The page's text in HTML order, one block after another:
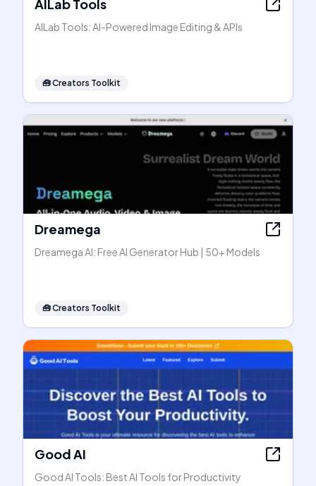
AILab Tools
AILab Tools: AI-Powered Image Editing & APIs
🧰Creators Toolkit
Dreamega
Dreamega AI: Free AI Generator Hub | 50+ Models
🧰Creators Toolkit
Good AI
Good AI Tools: Best AI Tools for Productivity